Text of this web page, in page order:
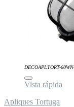
DECOAPLTORT-
Vista rápida
Apliques Tortuga